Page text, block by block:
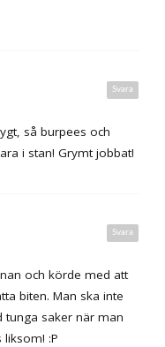
Svara
så burpees och
i stan! Grymt jobbat!
Svara
och körde med att
biten. Man ska inte
tunga saker när man
:P